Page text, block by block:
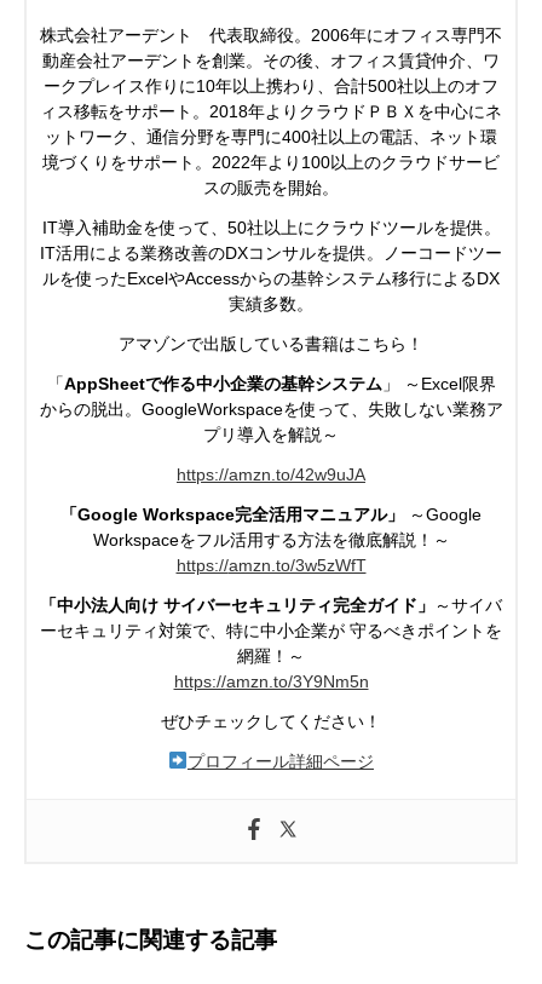
株式会社アーデント 代表取締役。2006年にオフィス専門不
動産会社アーデントを創業。その後、オフィス賃貸仲介、ワ
ークプレイス作りに10年以上携わり、合計500社以上のオフ
ィス移転をサポート。2018年よりクラウドＰＢＸを中心にネ
ットワーク、通信分野を専門に400社以上の電話、ネット環
境づくりをサポート。2022年より100以上のクラウドサービ
スの販売を開始。
IT導入補助金を使って、50社以上にクラウドツールを提供。
IT活用による業務改善のDXコンサルを提供。ノーコードツー
ルを使ったExcelやAccessからの基幹システム移行によるDX
実績多数。
アマゾンで出版している書籍はこちら！
「AppSheetで作る中小企業の基幹システム 」 ～Excel限界
からの脱出。GoogleWorkspaceを使って、失敗しない業務ア
プリ導入を解説～
https://amzn.to/42w9uJA
「Google Workspace完全活用マニュアル」
～Google
Workspaceをフル活用する方法を徹底解説！～
https://amzn.to/3w5zWfT
「中小法人向け サイバーセキュリティ完全ガイド」
～サイバ
ーセキュリティ対策で、特に中小企業が 守るべきポイントを
網羅！～
https://amzn.to/3Y9Nm5n
ぜひチェックしてください！
プロフィール詳細ページ
この記事に関連する記事